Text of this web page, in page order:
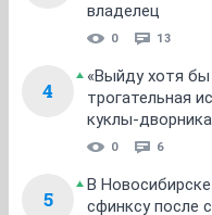
владелец
0 13
4
«Выйду хотя
трогательная
куклы-
0 6
5
В
сфинксу после